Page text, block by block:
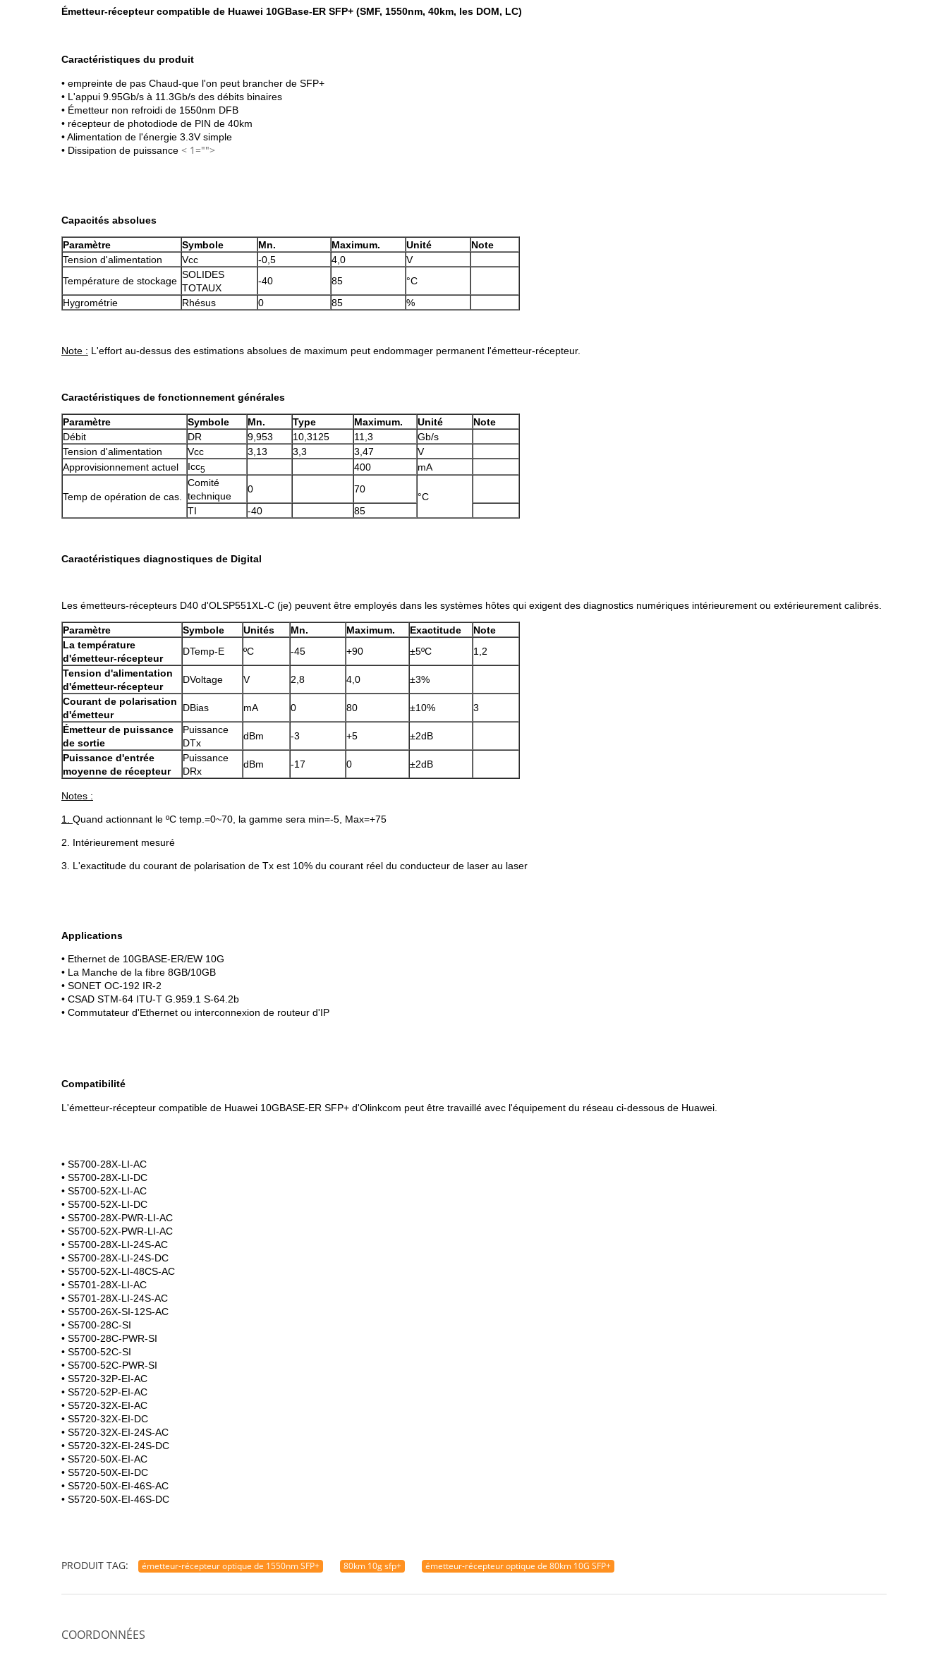
Émetteur-récepteur compatible de Huawei 10GBase-ER SFP+ (SMF, 1550nm, 40km, les DOM, LC)
Caractéristiques du produit
• empreinte de pas Chaud-que l'on peut brancher de SFP+
• L'appui 9.95Gb/s à 11.3Gb/s des débits binaires
• Émetteur non refroidi de 1550nm DFB
• récepteur de photodiode de PIN de 40km
• Alimentation de l'énergie 3.3V simple
• Dissipation de puissance < 1="">
Capacités absolues
Paramètre Symbole Mn. Maximum. Unité
Note
Tension d'alimentation
Vcc -0,5 4,0
V
Température de stockage
SOLIDES
TOTAUX
-40 85
°C
Hygrométrie
Rhésus 0 85 %
Note : L'effort au-dessus des estimations absolues de maximum peut endommager permanent l'émetteur-récepteur.
Caractéristiques de fonctionnement générales
Paramètre Symbole Mn. Type Maximum. Unité
Note
Débit
DR 9,953 10,3125 11,3
Gb/s
Tension d'alimentation
Vcc 3,13 3,3 3,47
V
Approvisionnement actuel
Icc5 400 mA
Temp de opération de cas.
Comité
technique
0 70
°C
TI
-40 85
Caractéristiques diagnostiques de Digital
Les émetteurs-récepteurs D40 d'OLSP551XL-C (je) peuvent être employés dans les systèmes hôtes qui exigent des diagnostics numériques intérieurement ou extérieurement calibrés.
Paramètre Symbole Unités Mn. Maximum. Exactitude
Note
La température
d'émetteur-récepteur
DTemp-E ºC -45 +90 ±5ºC
1,2
Tension d'alimentation
d'émetteur-récepteur
DVoltage V 2,8 4,0
±3%
Courant de polarisation
d'émetteur
DBias mA 0 80 ±10%
3
Émetteur de puissance
de sortie
Puissance
DTx
dBm -3 +5
±2dB
Puissance d'entrée
moyenne de récepteur
Puissance
DRx
dBm -17 0 ±2dB
Notes :
1. Quand actionnant le ºC temp.=0~70, la gamme sera min=-5, Max=+75
2. Intérieurement mesuré
3. L'exactitude du courant de polarisation de Tx est 10% du courant réel du conducteur de laser au laser
Applications
• Ethernet de 10GBASE-ER/EW 10G
• La Manche de la fibre 8GB/10GB
• SONET OC-192 IR-2
• CSAD STM-64 ITU-T G.959.1 S-64.2b
• Commutateur d'Ethernet ou interconnexion de routeur d'IP
Compatibilité
L'émetteur-récepteur compatible de Huawei 10GBASE-ER SFP+ d'Olinkcom peut être travaillé avec l'équipement du réseau ci-dessous de Huawei.
• S5700-28X-LI-AC
• S5700-28X-LI-DC
• S5700-52X-LI-AC
• S5700-52X-LI-DC
• S5700-28X-PWR-LI-AC
• S5700-52X-PWR-LI-AC
• S5700-28X-LI-24S-AC
• S5700-28X-LI-24S-DC
• S5700-52X-LI-48CS-AC
• S5701-28X-LI-AC
• S5701-28X-LI-24S-AC
• S5700-26X-SI-12S-AC
• S5700-28C-SI
• S5700-28C-PWR-SI
• S5700-52C-SI
• S5700-52C-PWR-SI
• S5720-32P-EI-AC
• S5720-52P-EI-AC
• S5720-32X-EI-AC
• S5720-32X-EI-DC
• S5720-32X-EI-24S-AC
• S5720-32X-EI-24S-DC
• S5720-50X-EI-AC
• S5720-50X-EI-DC
• S5720-50X-EI-46S-AC
• S5720-50X-EI-46S-DC
PRODUIT TAG: émetteur-récepteur optique de 1550nm SFP+ 80km 10g sfp+ émetteur-récepteur optique de 80km 10G SFP+
COORDONNÉES